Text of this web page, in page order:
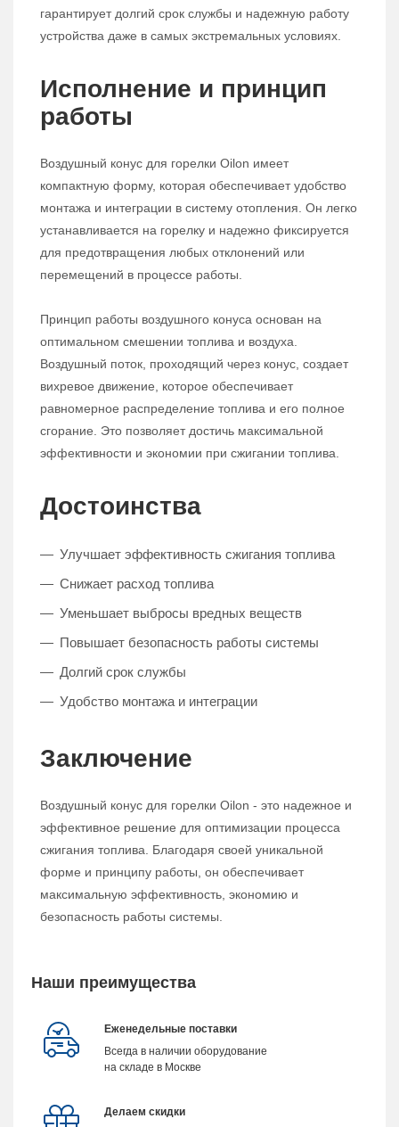
гарантирует долгий срок службы и надежную работу
устройства даже в самых экстремальных условиях.
Исполнение и принцип
работы
Воздушный конус для горелки Oilon имеет
компактную форму, которая обеспечивает удобство
монтажа и интеграции в систему отопления. Он легко
устанавливается на горелку и надежно фиксируется
для предотвращения любых отклонений или
перемещений в процессе работы.
Принцип работы воздушного конуса основан на
оптимальном смешении топлива и воздуха.
Воздушный поток, проходящий через конус, создает
вихревое движение, которое обеспечивает
равномерное распределение топлива и его полное
сгорание. Это позволяет достичь максимальной
эффективности и экономии при сжигании топлива.
Достоинства
Улучшает эффективность сжигания топлива
Снижает расход топлива
Уменьшает выбросы вредных веществ
Повышает безопасность работы системы
Долгий срок службы
Удобство монтажа и интеграции
Заключение
Воздушный конус для горелки Oilon - это надежное и
эффективное решение для оптимизации процесса
сжигания топлива. Благодаря своей уникальной
форме и принципу работы, он обеспечивает
максимальную эффективность, экономию и
безопасность работы системы.
Наши преимущества
Еженедельные поставки
Всегда в наличии оборудование
на складе в Москве
Делаем скидки